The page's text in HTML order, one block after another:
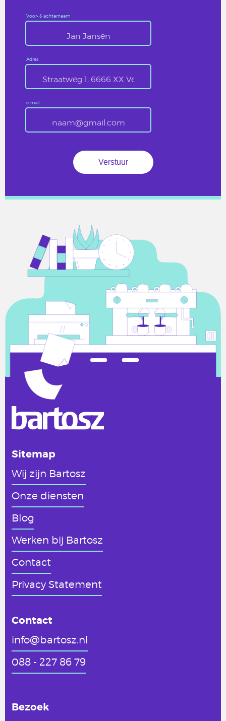
Voor- & achternaam
Adres
e-mail
Sitemap
Wij zijn Bartosz
Onze diensten
Blog
Werken bij Bartosz
Contact
Privacy Statement
Contact
info@bartosz.nl
088 - 227 86 79
Bezoek